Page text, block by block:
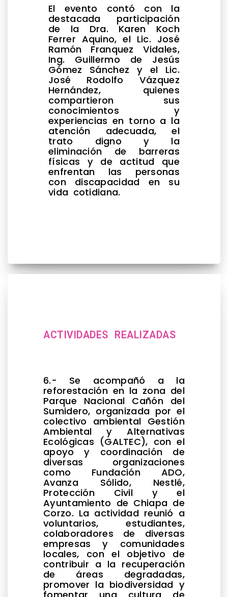
El evento contó con la
destacada participación
de la Dra. Karen Koch
Ferrer Aquino, el Lic. José
Ramón Franquez Vidales,
Ing. Guillermo de Jesús
Gómez Sánchez y el Lic.
José Rodolfo Vázquez
Hernández, quienes
compartieron sus
conocimientos y
experiencias en torno a la
atención adecuada, el
trato digno y la
eliminación de barreras
físicas y de actitud que
enfrentan las personas
con discapacidad en su
vida cotidiana.
ACTIVIDADES REALIZADAS
6.- Se acompañó a la
reforestación en la zona del
Parque Nacional Cañón del
Sumidero, organizada por el
colectivo ambiental Gestión
Ambiental y Alternativas
Ecológicas (GALTEC), con el
apoyo y coordinación de
diversas organizaciones
como Fundación ADO,
Avanza Sólido, Nestlé,
Protección Civil y el
Ayuntamiento de Chiapa de
Corzo. La actividad reunió a
voluntarios, estudiantes,
colaboradores de diversas
empresas y comunidades
locales, con el objetivo de
contribuir a la recuperación
de áreas degradadas,
promover la biodiversidad y